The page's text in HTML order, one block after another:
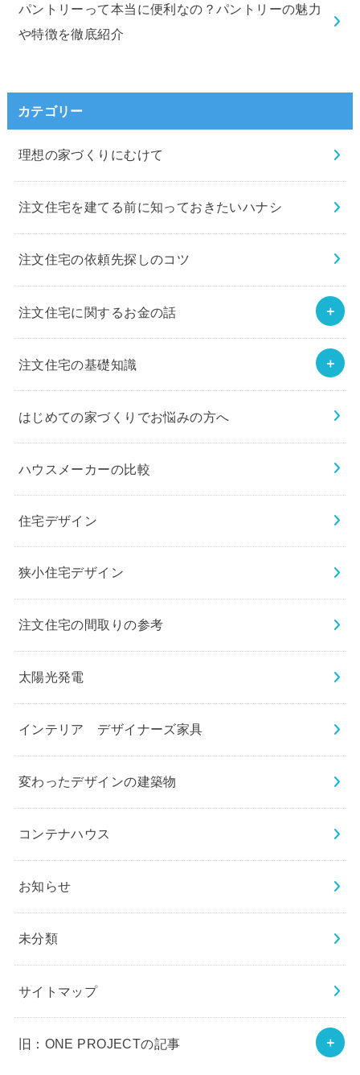
パントリーって本当に便利なの？パントリーの魅力
や特徴を徹底紹介
カテゴリー
理想の家づくりにむけて
注文住宅を建てる前に知っておきたいハナシ
注文住宅の依頼先探しのコツ
注文住宅に関するお金の話
注文住宅の基礎知識
はじめての家づくりでお悩みの方へ
ハウスメーカーの比較
住宅デザイン
狭小住宅デザイン
注文住宅の間取りの参考
太陽光発電
インテリア デザイナーズ家具
変わったデザインの建築物
コンテナハウス
お知らせ
未分類
サイトマップ
旧：ONE PROJECTの記事